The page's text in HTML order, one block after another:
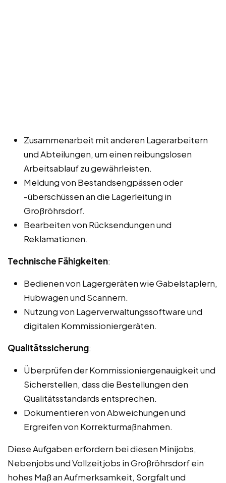
Zusammenarbeit mit anderen Lagerarbeitern
und Abteilungen, um einen reibungslosen
Arbeitsablauf zu gewährleisten.
Meldung von Bestandsengpässen oder
-überschüssen an die Lagerleitung in
Großröhrsdorf.
Bearbeiten von Rücksendungen und
Reklamationen.
Technische Fähigkeiten:
Bedienen von Lagergeräten wie Gabelstaplern,
Hubwagen und Scannern.
Nutzung von Lagerverwaltungssoftware und
digitalen Kommissioniergeräten.
Qualitätssicherung:
Überprüfen der Kommissioniergenauigkeit und
Sicherstellen, dass die Bestellungen den
Qualitätsstandards entsprechen.
Dokumentieren von Abweichungen und
Ergreifen von Korrekturmaßnahmen.
Diese Aufgaben erfordern bei diesen Minijobs,
Nebenjobs und Vollzeitjobs in Großröhrsdorf ein
hohes Maß an Aufmerksamkeit, Sorgfalt und